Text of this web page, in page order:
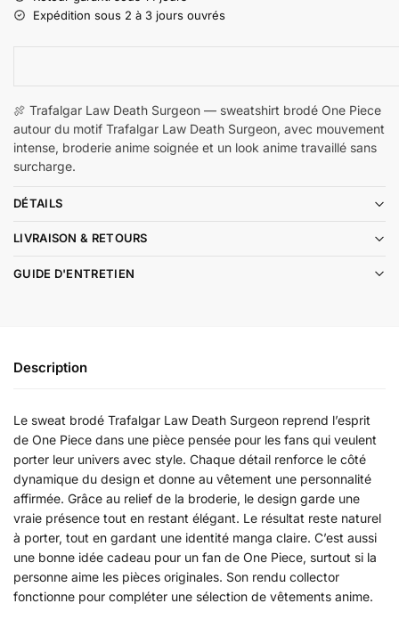
Expédition sous 2 à 3 jours ouvrés
🍖 Trafalgar Law Death Surgeon — sweatshirt brodé One Piece
autour du motif Trafalgar Law Death Surgeon, avec mouvement
intense, broderie anime soignée et un look anime travaillé sans
surcharge.
DÉTAILS
LIVRAISON & RETOURS
GUIDE D'ENTRETIEN
Description
Le sweat brodé Trafalgar Law Death Surgeon reprend l’esprit
de One Piece dans une pièce pensée pour les fans qui veulent
porter leur univers avec style. Chaque détail renforce le côté
dynamique du design et donne au vêtement une personnalité
affirmée. Grâce au relief de la broderie, le design garde une
vraie présence tout en restant élégant. Le résultat reste naturel
à porter, tout en gardant une identité manga claire. C’est aussi
une bonne idée cadeau pour un fan de One Piece, surtout si la
personne aime les pièces originales. Son rendu collector
fonctionne pour compléter une sélection de vêtements anime.